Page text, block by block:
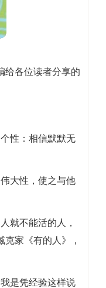
给各位读者分享的
性：相信默默无
大性，使之与他
就不能活的人，
家《有的人》，
是凭经验这样说